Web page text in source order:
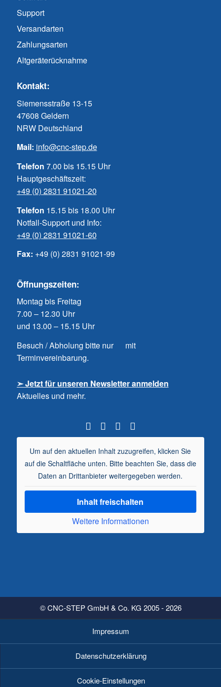
Support
Versandarten
Zahlungsarten
Altgeräterücknahme
Kontakt:
Siemensstraße 13-15
47608 Geldern
NRW Deutschland
Mail: info@cnc-step.de
Telefon 7.00 bis 15.15 Uhr
Hauptgeschäftszeit:
+49 (0) 2831 91021-20
Telefon 15.15 bis 18.00 Uhr
Notfall-Support und Info:
+49 (0) 2831 91021-60
Fax: +49 (0) 2831 91021-99
Öffnungszeiten:
Montag bis Freitag
7.00 – 12.30 Uhr
und 13.00 – 15.15 Uhr
Besuch / Abholung bitte nur mit
Terminvereinbarung.
➣ Jetzt für unseren Newsletter anmelden
Aktuelles und mehr.
Um auf den aktuellen Inhalt zuzugreifen, klicken Sie
auf die Schaltfläche unten. Bitte beachten Sie, dass die
Daten an Drittanbieter weitergegeben werden.
Inhalt freischalten
Weitere Informationen
© CNC-STEP GmbH & Co. KG 2005 - 2026
Impressum
Datenschutzerklärung
Cookie-Einstellungen